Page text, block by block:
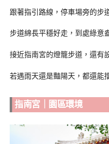
跟著指引路線，停車場旁的步
步道綿長平穩好走，到處綠意
接近指南宮的燈籠步道，還有
若遇雨天還是豔陽天，都還能
指南宮｜園區環境